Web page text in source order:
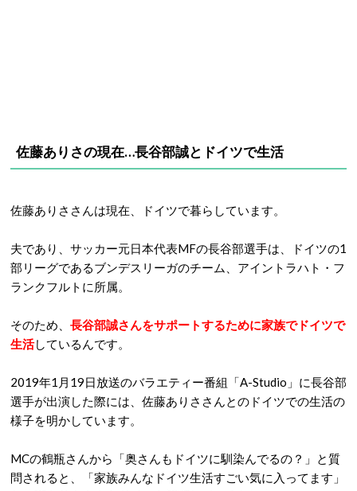
佐藤ありさの現在…長谷部誠とドイツで生活
佐藤ありささんは現在、ドイツで暮らしています。
夫であり、サッカー元日本代表MFの長谷部選手は、ドイツの1
部リーグであるブンデスリーガのチーム、アイントラハト・フ
ランクフルトに所属。
そのため、 長谷部誠さんをサポートするために家族でドイツで
生活しているんです。
2019年1月19日放送のバラエティー番組「A-Studio」に長谷部
選手が出演した際には、佐藤ありささんとのドイツでの生活の
様子を明かしています。
MCの鶴瓶さんから「奥さんもドイツに馴染んでるの？」と質
問されると、「家族みんなドイツ生活すごい気に入ってます」